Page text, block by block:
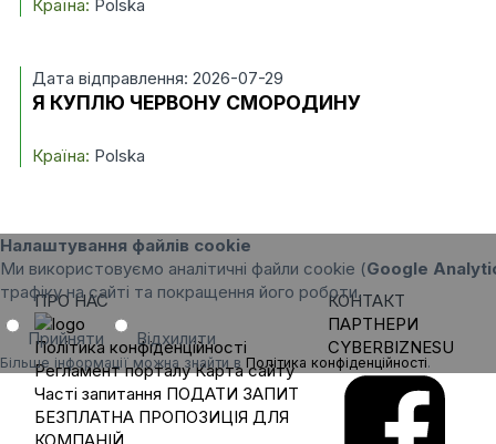
Країна: Polska
Дата відправлення: 2026-07-29
Я КУПЛЮ ЧЕРВОНУ СМОРОДИНУ
Країна: Polska
Налаштування файлів cookie
Ми використовуємо аналітичні файли cookie (Google
трафіку на сайті та покращення його роботи.
Прийняти Відхилити
Більше інформації можна знайти в Політика конфіденційності.
ПРО НАС
Політика конфіденційності
Регламент порталу Карта сайту
Часті запитання ПОДАТИ ЗАПИТ
БЕЗПЛАТНА ПРОПОЗИЦІЯ ДЛЯ
КОНТАКТ
ПАРТНЕРИ
CYBERBIZNESU